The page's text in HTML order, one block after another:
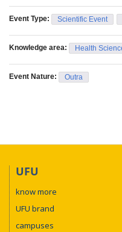
Event Type: Scientific Event
Knowledge area: Health
Event Nature: Outra
UFU
know more
UFU brand
campuses